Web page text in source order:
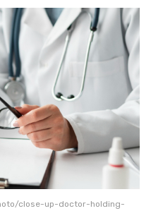
close-up-doctor-holding-